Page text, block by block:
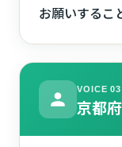
お願いするこ
VOICE 03
京都